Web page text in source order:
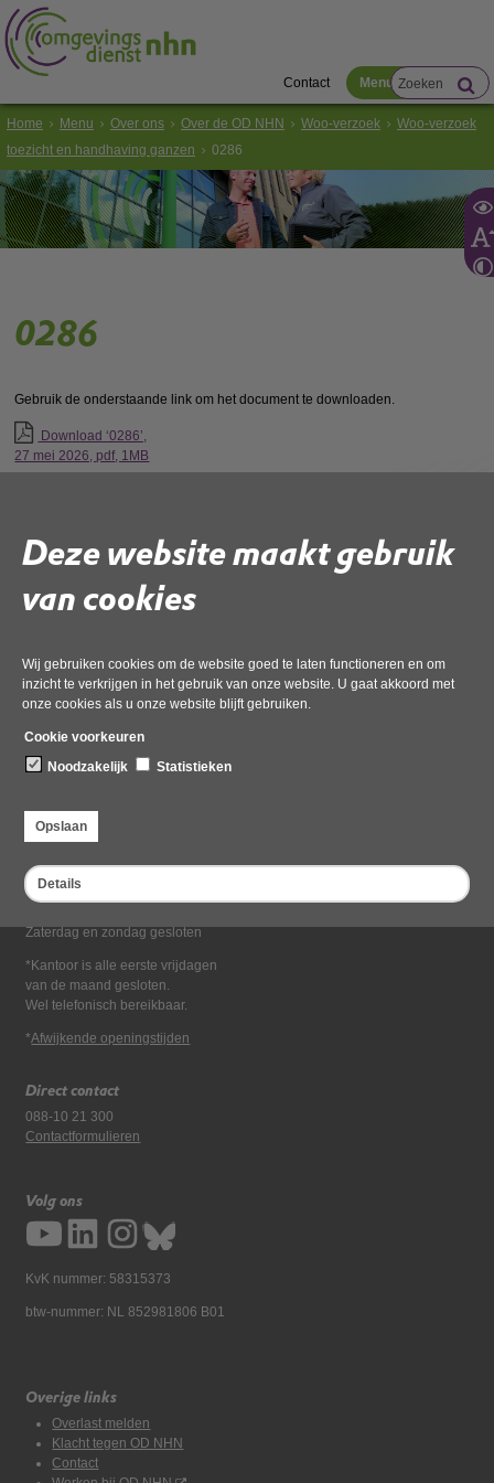
Deze website maakt gebruik
van cookies
Wij gebruiken cookies om de website goed te laten functioneren en om
inzicht te verkrijgen in het gebruik van onze website. U gaat akkoord met
onze cookies als u onze website blijft gebruiken.
Cookie voorkeuren
Noodzakelijk
Statistieken
Opslaan
Details
Contact Menu
Home Menu Over ons Over de OD NHN Woo-verzoek
Woo-verzoek
toezicht en handhaving ganzen
0286
0286
Gebruik de onderstaande link om het document te downloaden.
Download ‘0286’,
27 mei 2026, pdf, 1MB
Bezoekadres
Dampten 2, 1624 NR Hoorn
Postbus 2095, 1620 EB Hoorn
Openingstijden kantoor
Maandag tot en met vrijdag*
van 08:00 tot 16:30
Zaterdag en zondag gesloten
*Kantoor is alle eerste vrijdagen
van de maand gesloten.
Wel telefonisch bereikbaar.
*Afwijkende openingstijden
Direct contact
088-10 21 300
Contactformulieren
Volg ons
KvK nummer: 58315373
btw-nummer: NL 852981806 B01
Overige links
Overlast melden
Klacht tegen OD NHN
Contact